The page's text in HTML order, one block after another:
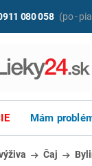
080 058 (po -
Mám
Čaj